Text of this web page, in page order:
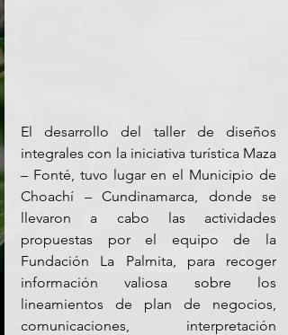
El desarrollo del taller de diseños
integrales con la iniciativa turística Maza
– Fonté, tuvo lugar en el Municipio de
Choachí – Cundinamarca, donde se
llevaron a cabo las actividades
propuestas por el equipo de la
Fundación La Palmita, para recoger
información valiosa sobre los
lineamientos de plan de negocios,
comunicaciones, interpretación